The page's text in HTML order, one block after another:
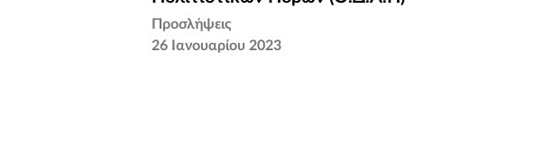
Προσλήψεις
26 Ιανουαρίου 2023